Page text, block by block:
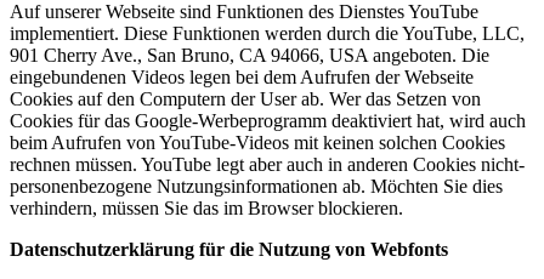
Auf unserer Webseite sind Funktionen des Dienstes YouTube
implementiert. Diese Funktionen werden durch die YouTube, LLC,
901 Cherry Ave., San Bruno, CA 94066, USA angeboten. Die
eingebundenen Videos legen bei dem Aufrufen der Webseite
Cookies auf den Computern der User ab. Wer das Setzen von
Cookies für das Google-Werbeprogramm deaktiviert hat, wird auch
beim Aufrufen von YouTube-Videos mit keinen solchen Cookies
rechnen müssen. YouTube legt aber auch in anderen Cookies nicht-
personenbezogene Nutzungsinformationen ab. Möchten Sie dies
verhindern, müssen Sie das im Browser blockieren.
Datenschutzerklärung für die Nutzung von Webfonts